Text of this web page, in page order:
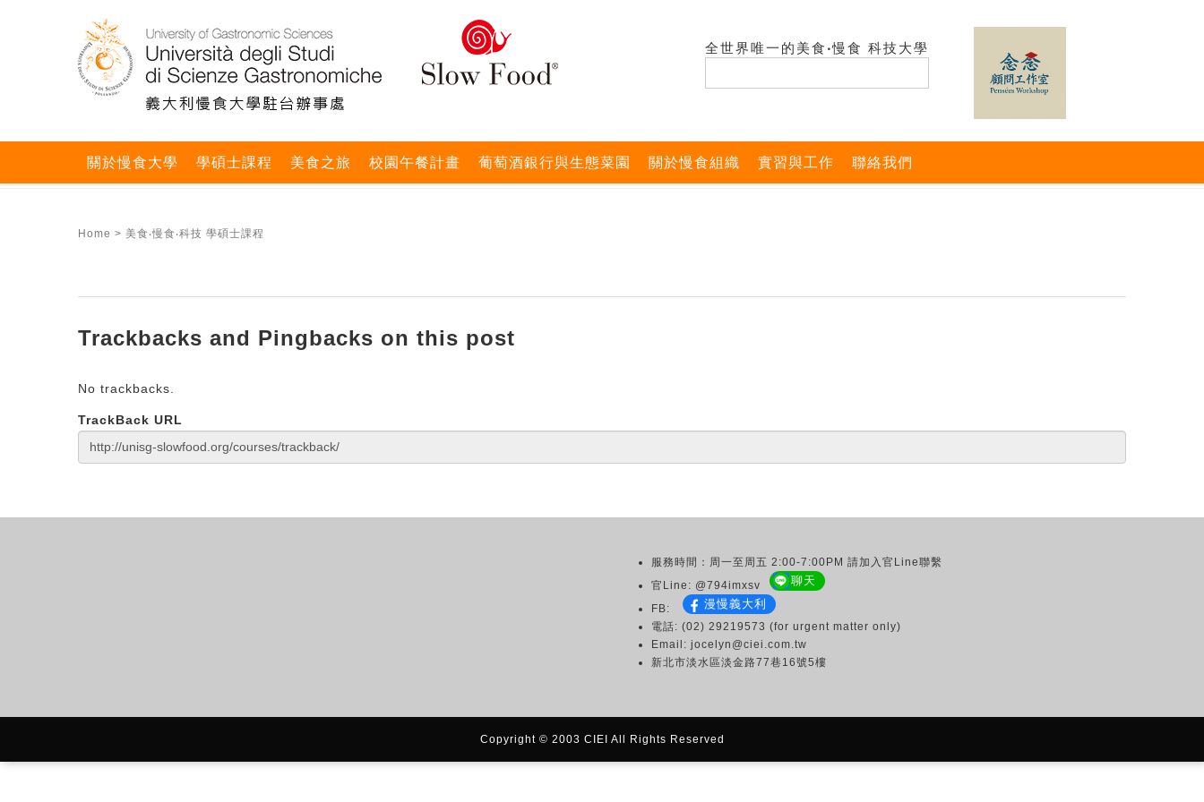
全世界唯一的美食‧慢食 科技大學
關於慢食大學 學碩士課程 美食之旅 校園午餐計畫 葡萄酒銀行與生態菜園 關於慢食組織 實習與工作 聯絡我們
Home > 美食‧慢食‧科技 學碩士課程
Trackbacks and Pingbacks on this post
No trackbacks.
TrackBack URL
服務時間：周一至周五 2:00-7:00PM 請加入官Line聯繫
官Line: @794imxsv
聊天
FB: 漫慢義大利
電話: (02) 29219573 (for urgent matter only)
Email: jocelyn@ciei.com.tw
新北市淡水區淡金路77巷16號5樓
Copyright © 2003 CIEI All Rights Reserved